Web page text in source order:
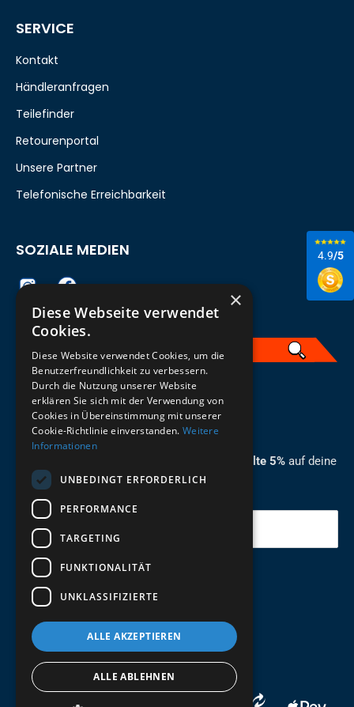
4.9/5
ZUM NEWSLETTER ANMELDEN
Melde dich jetzt zum Newsletter an und erhalte 5% auf deine
erste Bestellung.
Deine Email
Abschicken
SERVICE
Kontakt
Händleranfragen
Teilefinder
Retourenportal
Unsere Partner
Telefonische Erreichbarkeit
SOZIALE MEDIEN
German
×
Diese Webseite verwendet
Cookies.
Diese Website verwendet Cookies, um die
Benutzerfreundlichkeit zu verbessern.
Durch die Nutzung unserer Website
erklären Sie sich mit der Verwendung von
Cookies in Übereinstimmung mit unserer
Cookie-Richtlinie einverstanden. Weitere
Informationen
UNBEDINGT ERFORDERLICH
PERFORMANCE
TARGETING
FUNKTIONALITÄT
UNKLASSIFIZIERTE
ALLE AKZEPTIEREN
ALLE ABLEHNEN